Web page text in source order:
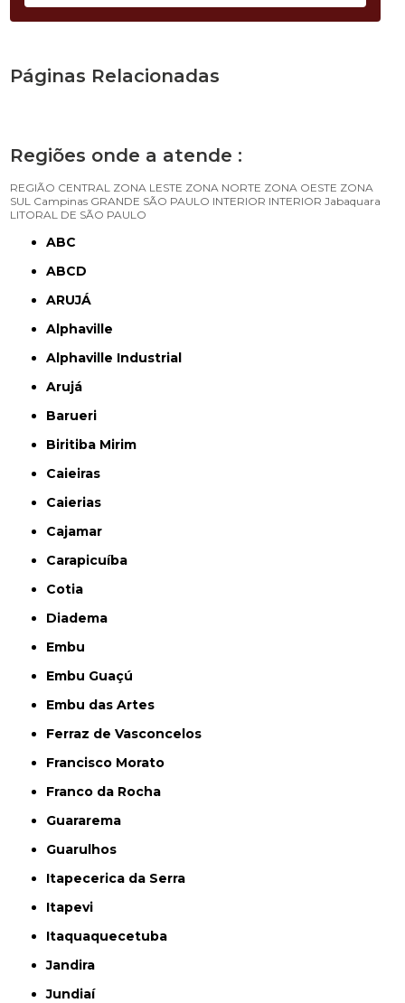
Páginas Relacionadas
Regiões onde a atende :
REGIÃO CENTRAL ZONA LESTE ZONA NORTE ZONA OESTE ZONA
SUL Campinas GRANDE SÃO PAULO INTERIOR INTERIOR Jabaquara
LITORAL DE SÃO PAULO
ABC
ABCD
ARUJÁ
Alphaville
Alphaville Industrial
Arujá
Barueri
Biritiba Mirim
Caieiras
Caierias
Cajamar
Carapicuíba
Cotia
Diadema
Embu
Embu Guaçú
Embu das Artes
Ferraz de Vasconcelos
Francisco Morato
Franco da Rocha
Guararema
Guarulhos
Itapecerica da Serra
Itapevi
Itaquaquecetuba
Jandira
Jundiaí